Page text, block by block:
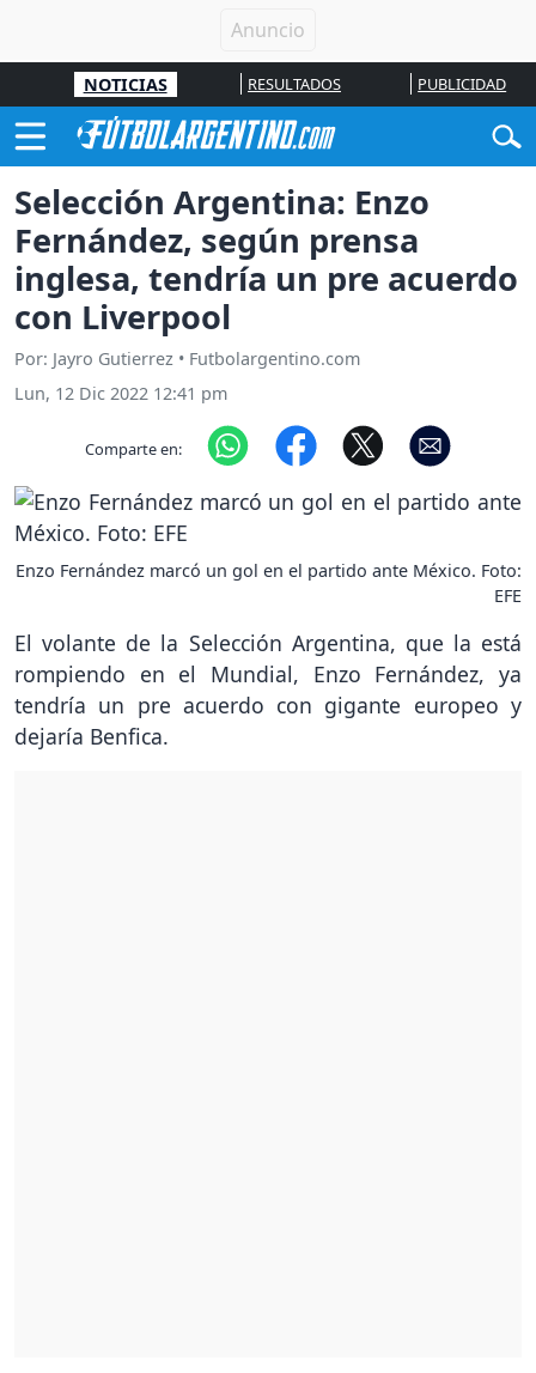
NOTICIAS RESULTADOS PUBLICIDAD
Selección Argentina: Enzo
Fernández, según prensa
inglesa, tendría un pre acuerdo
con Liverpool
Por: Jayro Gutierrez • Futbolargentino.com
Lun, 12 Dic 2022 12:41 pm
Comparte en:
Enzo Fernández marcó un gol en el partido ante México. Foto:
EFE
El volante de la Selección Argentina, que la está
rompiendo en el Mundial, Enzo Fernández, ya
tendría un pre acuerdo con gigante europeo y
dejaría Benfica.